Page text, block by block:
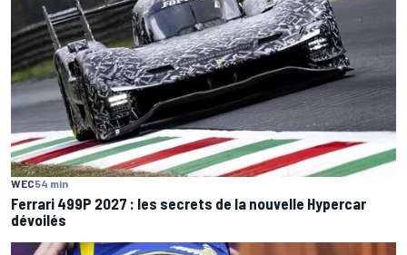
WEC54 min
Ferrari 499P 2027 : les secrets de la nouvelle Hypercar
dévoilés